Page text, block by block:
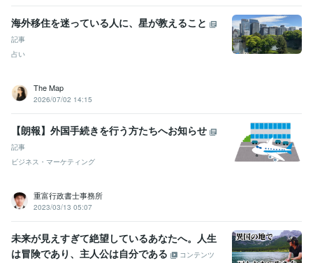
海外移住を迷っている人に、星が教えること
記事
占い
The Map
2026/07/02 14:15
【朗報】外国手続きを行う方たちへお知らせ
記事
ビジネス・マーケティング
重富行政書士事務所
2023/03/13 05:07
未来が見えすぎて絶望しているあなたへ。人生
は冒険であり、主人公は自分である
コンテンツ